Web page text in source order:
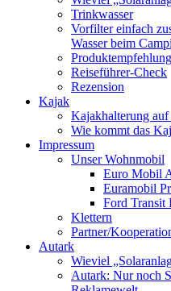
Trinkwasser
Vorfilter einfach
Wasser beim
Produktempfehlung
Reiseführer-Check
Rezension
Kajak
Kajakhalterung
Wie kommt das
Impressum
Unser Wohnmobil
Euro Mobil
Euramobil
Ford Transit
Klettern
Partner/
Autark
Wieviel
Autark: Nur noch